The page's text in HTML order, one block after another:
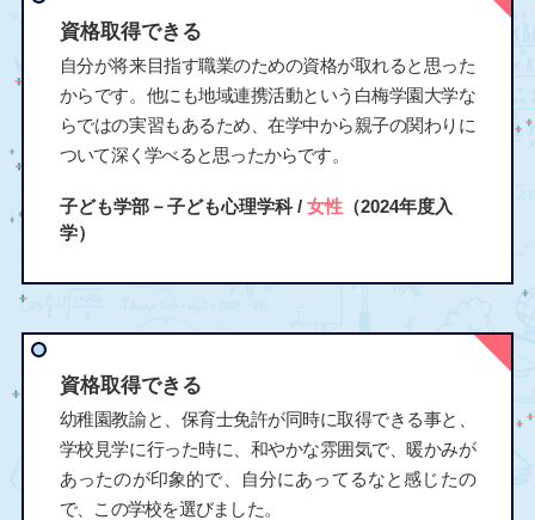
資格取得できる
自分が将来目指す職業のための資格が取れると思った
からです。他にも地域連携活動という白梅学園大学な
らではの実習もあるため、在学中から親子の関わりに
ついて深く学べると思ったからです。
子ども学部－子ども心理学科 / 女性（2024年度入
学）
資格取得できる
幼稚園教諭と、保育士免許が同時に取得できる事と、
学校見学に行った時に、和やかな雰囲気で、暖かみが
あったのが印象的で、自分にあってるなと感じたの
で、この学校を選びました。